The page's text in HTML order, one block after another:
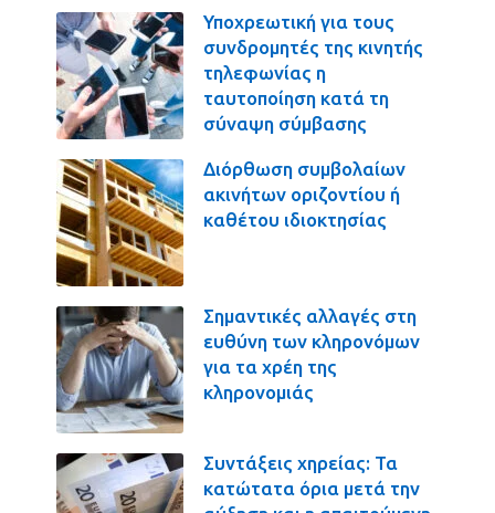
Υποχρεωτική για τους
συνδρομητές της κινητής
τηλεφωνίας η
ταυτοποίηση κατά τη
σύναψη σύμβασης
Διόρθωση συμβολαίων
ακινήτων οριζοντίου ή
καθέτου ιδιοκτησίας
Σημαντικές αλλαγές στη
ευθύνη των κληρονόμων
για τα χρέη της
κληρονομιάς
Συντάξεις χηρείας: Τα
κατώτατα όρια μετά την